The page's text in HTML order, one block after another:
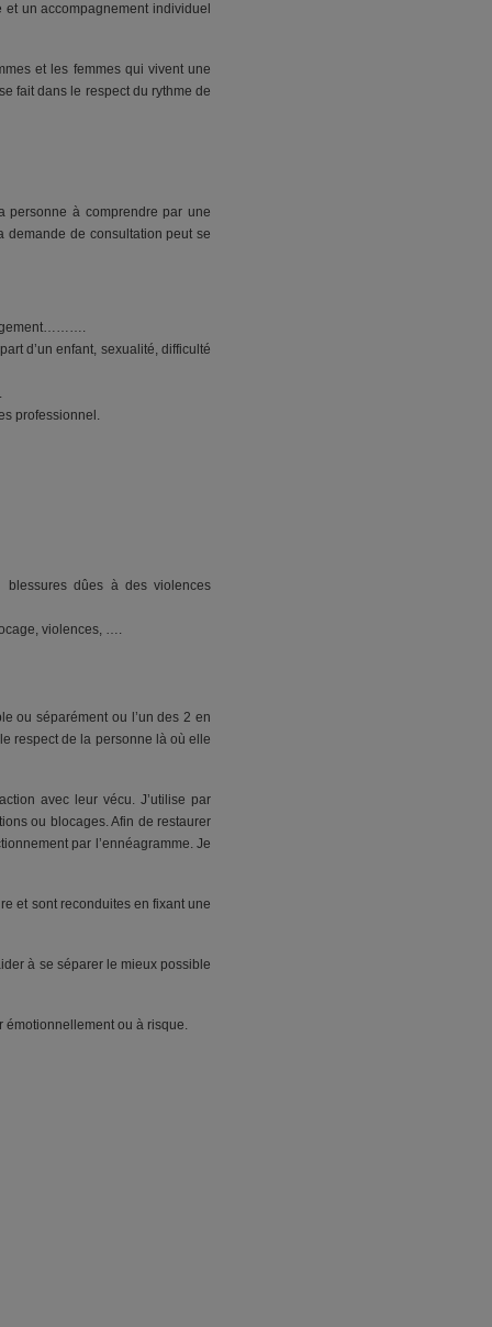
un accompagnement individuel
et les femmes qui vivent une
fait dans le respect du rythme de
personne à comprendre par une
demande de consultation peut se
d’un enfant, sexualité, difficulté
professionnel.
dûes à des violences
violences, ….
ou séparément ou l’un des 2 en
respect de la personne là où elle
avec leur vécu. J’utilise par
ou blocages. Afin de restaurer
par l’ennéagramme. Je
et sont reconduites en fixant une
à se séparer le mieux possible
émotionnellement ou à risque.